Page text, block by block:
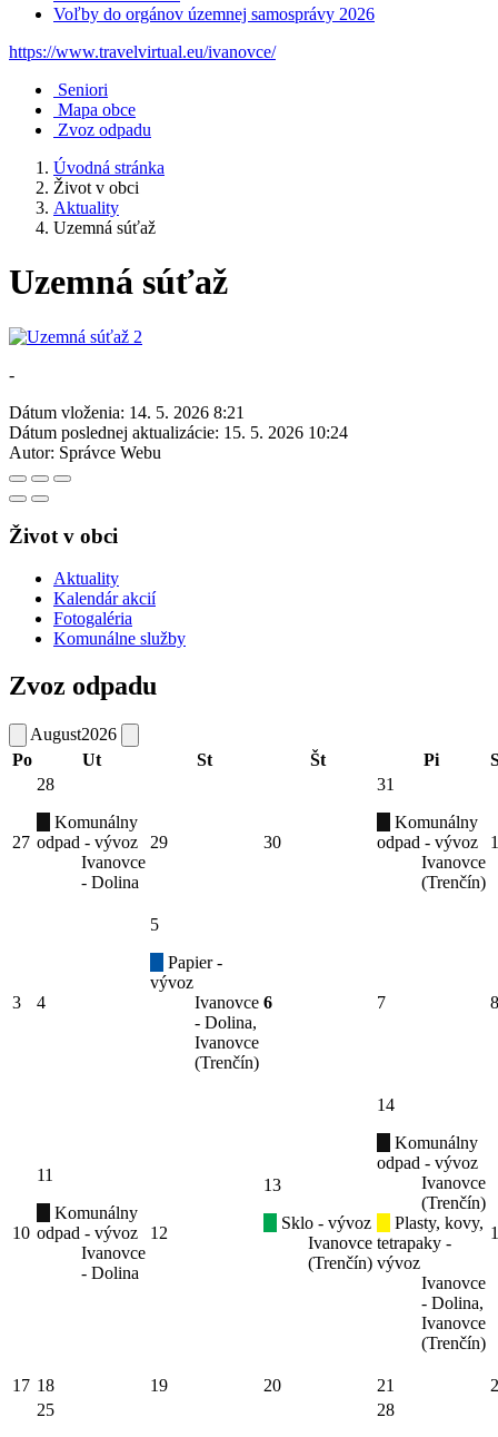
Voľby do orgánov územnej samosprávy 2026
https://www.travelvirtual.eu/ivanovce/
Seniori
Mapa obce
Zvoz odpadu
Úvodná stránka
Život v obci
Aktuality
Uzemná súťaž
Uzemná súťaž
-
Dátum vloženia: 14. 5. 2026 8:21
Dátum poslednej aktualizácie: 15. 5. 2026 10:24
Autor: Správce Webu
Život v obci
Aktuality
Kalendár akcií
Fotogaléria
Komunálne služby
Zvoz odpadu
August2026
Po
Ut St Št Pi
27
28
Komunálny
odpad - vývoz
Ivanovce
- Dolina
29 30
31
Komunálny
odpad - vývoz
Ivanovce
(Trenčín)
1
3 4
5
Papier -
vývoz
Ivanovce
- Dolina,
Ivanovce
(Trenčín)
6 7 8
10
11
Komunálny
odpad - vývoz
Ivanovce
- Dolina
12
13
Sklo - vývoz
Ivanovce
(Trenčín)
14
Komunálny
odpad - vývoz
Ivanovce
(Trenčín)
Plasty, kovy,
tetrapaky -
vývoz
Ivanovce
- Dolina,
Ivanovce
(Trenčín)
17 18 19 20 21
25
28